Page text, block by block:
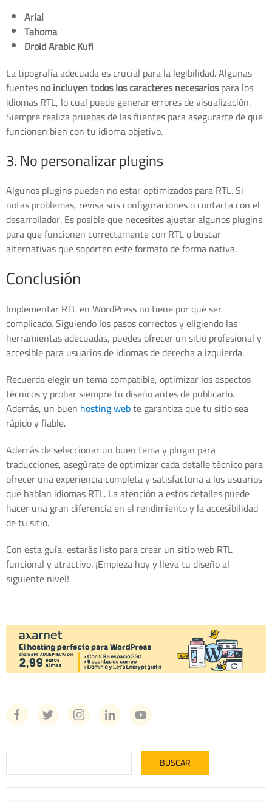
Arial
Tahoma
Droid Arabic Kufi
La tipografía adecuada es crucial para la legibilidad. Algunas
fuentesno incluyen todos los caracteres necesariospara los
idiomas RTL, lo cual puede generar errores de visualización.
Siempre realiza pruebas de las fuentes para asegurarte de que
funcionen bien con tu idioma objetivo.
3. No personalizar plugins
Algunos plugins pueden no estar optimizados para RTL. Si
notas problemas, revisa sus configuraciones o contacta con el
desarrollador. Es posible que necesites ajustar algunos plugins
para que funcionen correctamente con RTL o buscar
alternativas que soporten este formato de forma nativa.
Conclusión
Implementar RTL en WordPress no tiene por qué ser
complicado. Siguiendo los pasos correctos y eligiendo las
herramientas adecuadas, puedes ofrecer un sitio profesional y
accesible para usuarios de idiomas de derecha a izquierda.
Recuerda elegir un tema compatible, optimizar los aspectos
técnicos y probar siempre tu diseño antes de publicarlo.
Además, un buen hosting webte garantiza que tu sitio sea
rápido y fiable.
Además de seleccionar un buen tema y plugin para
traducciones, asegúrate de optimizar cada detalle técnico para
ofrecer una experiencia completa y satisfactoria a los usuarios
que hablan idiomas RTL. La atención a estos detalles puede
hacer una gran diferencia en el rendimiento y la accesibilidad
de tu sitio.
Con esta guía, estarás listo para crear un sitio web RTL
funcional y atractivo. ¡Empieza hoy y lleva tu diseño al
siguiente nivel!